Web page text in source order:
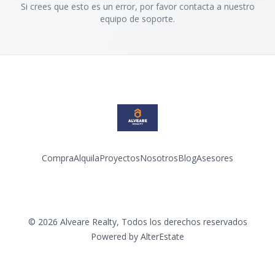
Si crees que esto es un error, por favor contacta a nuestro
equipo de soporte.
CompraAlquilaProyectosNosotrosBlogAsesores
© 2026 Alveare Realty, Todos los derechos reservados
Powered by AlterEstate